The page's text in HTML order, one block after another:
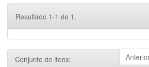
Resultado 1-1 de 1.
Conjunto de itens: